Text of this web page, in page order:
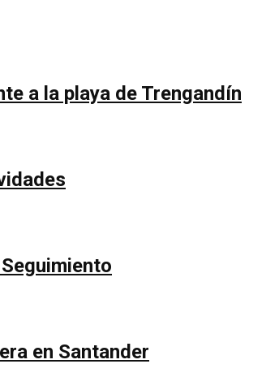
a la playa de Trengandín
en Santander